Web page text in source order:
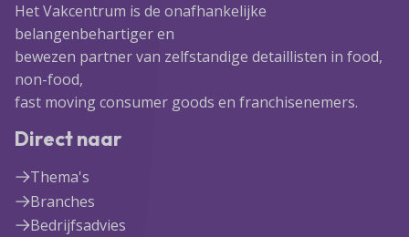
Het Vakcentrum is de onafhankelijke
belangenbehartiger en
bewezen partner van zelfstandige detaillisten in food,
non-food,
fast moving consumer goods en franchisenemers.
Direct naar
Thema's
Branches
Bedrijfsadvies